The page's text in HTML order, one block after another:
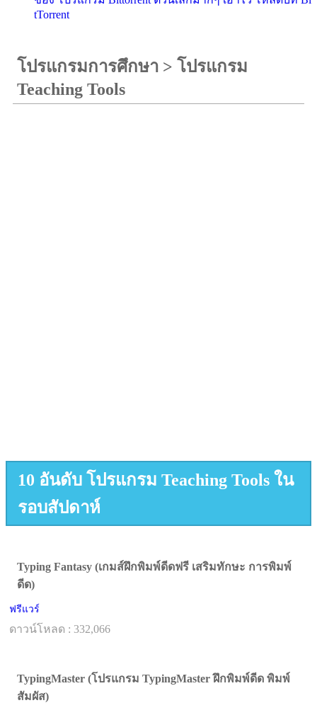
tTorrent
โปรแกรมการศึกษา > โปรแกรม
Teaching Tools
10 อันดับ โปรแกรม Teaching Tools ใน
รอบสัปดาห์
Typing Fantasy (เกมส์ฝึกพิมพ์ดีดฟรี เสริมทักษะ การพิมพ์
ดีด)
ฟรีแวร์
ดาวน์โหลด : 332,066
TypingMaster (โปรแกรม TypingMaster ฝึกพิมพ์ดีด พิมพ์
สัมผัส)